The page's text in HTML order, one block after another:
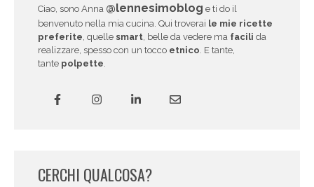
Ciao, sono Anna @lennesimoblog e ti do il
benvenuto nella mia cucina. Qui troverai le mie ricette
preferite , quelle smart , belle da vedere ma facili da
realizzare, spesso con un tocco etnico . E tante,
tante polpette
CERCHI QUALCOSA?